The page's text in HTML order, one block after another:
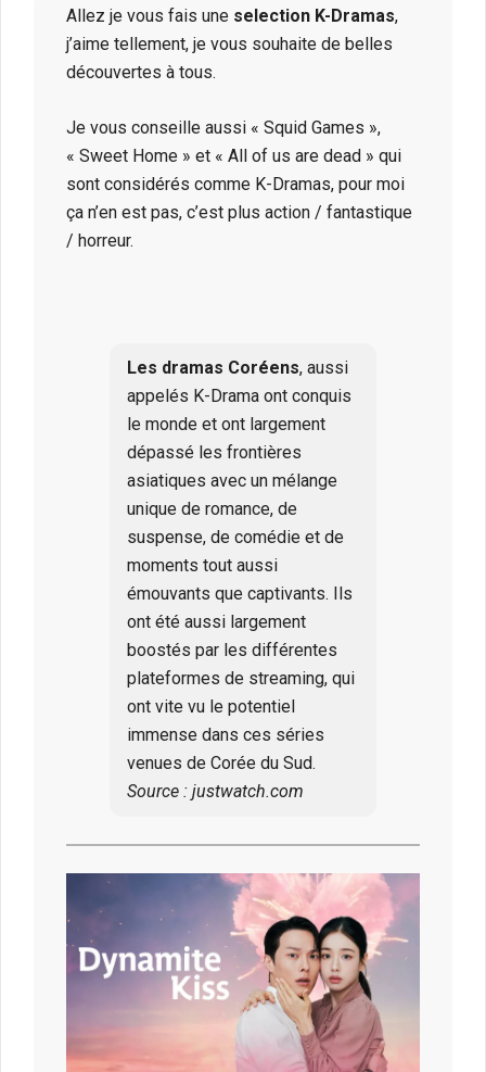
Allez je vous fais une selection K-Dramas,
j’aime tellement, je vous souhaite de belles
découvertes à tous.
Je vous conseille aussi « Squid Games »,
« Sweet Home » et « All of us are dead » qui
sont considérés comme K-Dramas, pour moi
ça n’en est pas, c’est plus action / fantastique
/ horreur.
Les dramas Coréens, aussi
appelés K-Drama ont conquis
le monde et ont largement
dépassé les frontières
asiatiques avec un mélange
unique de romance, de
suspense, de comédie et de
moments tout aussi
émouvants que captivants. Ils
ont été aussi largement
boostés par les différentes
plateformes de streaming, qui
ont vite vu le potentiel
immense dans ces séries
venues de Corée du Sud.
Source : justwatch.com